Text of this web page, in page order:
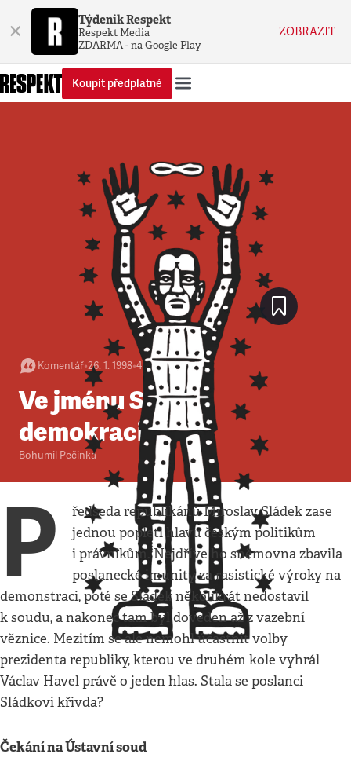
× Týdeník Respekt
Respekt Media
ZDARMA - na Google Play
ZOBRAZIT
Koupit předplatné
Komentář•26. 1. 1998•4 minuty
Ve jménu Sládk a
demokracie
Bohumil Pečinka
P
ředseda republikánů Miroslav Sládek zase
jednou popletl hlavu českým politikům
i právníkům. Nejdříve ho sněmovna zbavila
poslanecké imunity za rasistické výroky na
demonstraci, poté se Sládek několikrát nedostavil
k soudu, a nakonec tam byl doveden až z vazební
věznice. Mezitím se ale nemohl účastnit volby
prezidenta republiky, kterou ve druhém kole vyhrál
Václav Havel právě o jeden hlas. Stala se poslanci
Sládkovi křivda?
Čekání na Ústavní soud